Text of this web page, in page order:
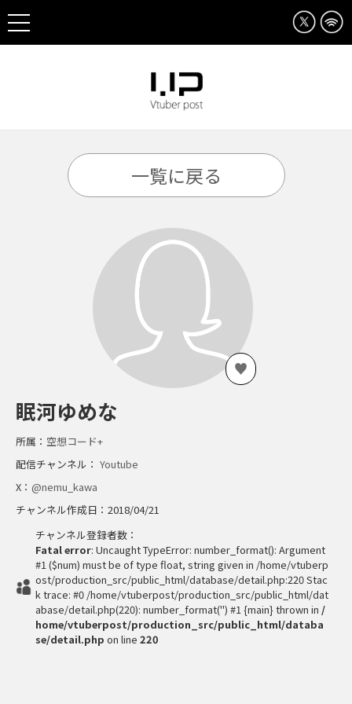
一覧に戻る
眠河ゆめな
所属： 空想コード+
配信チャンネル： Youtube
X： @nemu_kawa
チャンネル作成日：2018/04/21
チャンネル登録者数：
Fatal error: Uncaught TypeError: number_format(): Argument
#1 ($num) must be of type float, string given in /home/vtuberp
ost/production_src/public_html/database/detail.php:220 Stac
k trace: #0 /home/vtuberpost/production_src/public_html/dat
abase/detail.php(220): number_format('') #1 {main} thrown in /
home/vtuberpost/production_src/public_html/databa
se/detail.php on line 220